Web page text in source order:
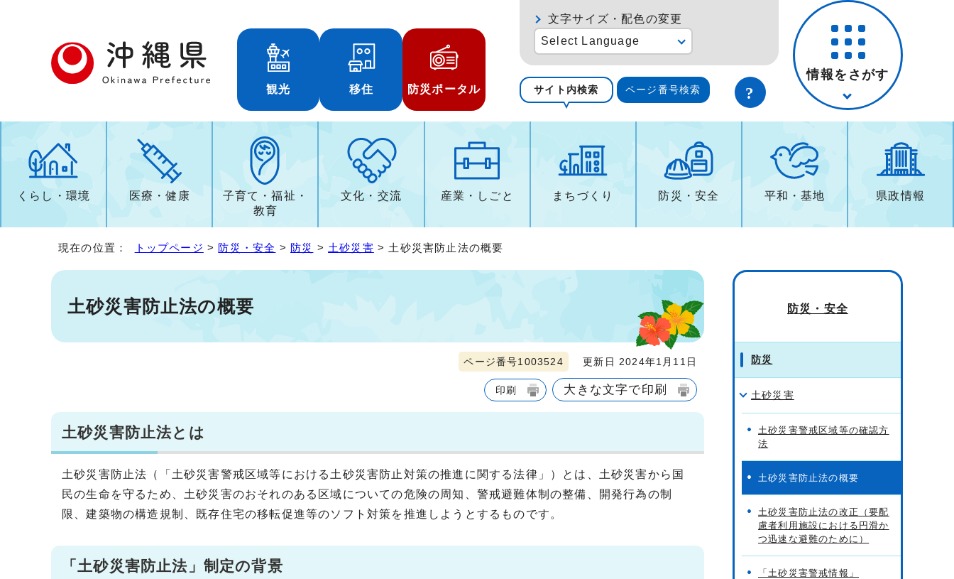
観光 移住 防災ポータル
文字サイズ・配色の変更
Select Language
サイト内検索 ページ番号検索
情報をさがす
くらし・環境 医療・健康
子育て・福祉・
教育
文化・交流 産業・しごと まちづくり 防災・安全 平和・基地 県政情報
現在の位置： トップページ > 防災・安全 > 防災 > 土砂災害 > 土砂災害防止法の概要
土砂災害防止法の概要
ページ番号1003524 更新日 2024年1月11日
印刷 大きな文字で印刷
土砂災害防止法とは
土砂災害防止法（「土砂災害警戒区域等における土砂災害防止対策の推進に関する法律」）とは、土砂災害から国
民の生命を守るため、土砂災害のおそれのある区域についての危険の周知、警戒避難体制の整備、開発行為の制
限、建築物の構造規制、既存住宅の移転促進等のソフト対策を推進しようとするものです。
「土砂災害防止法」制定の背景
防災・安全
防災
土砂災害
土砂災害警戒区域等の確認方
法
土砂災害防止法の概要
土砂災害防止法の改正（要配
慮者利用施設における円滑か
つ迅速な避難のために）
「土砂災害警戒情報」